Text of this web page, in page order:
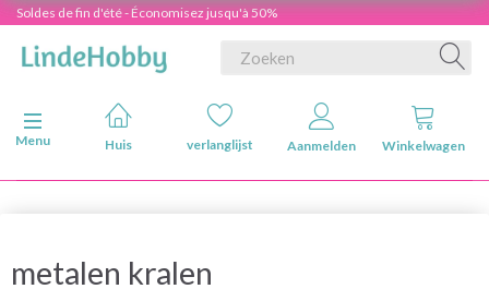
Soldes de fin d'été - Économisez jusqu'à 50%
Navigatie in-/uitschakelen
Menu
Huis verlanglijst Aanmelden Winkelwagen
metalen kralen